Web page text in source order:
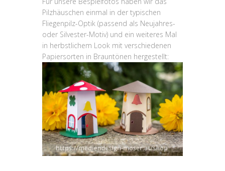
Pilzhäuschen einmal in der typischen
Fliegenpilz-Optik (passend als Neujahres-
oder Silvester-Motiv) und ein weiteres Mal
in herbstlichem Look mit verschiedenen
Papiersorten in Brauntönen hergestellt: